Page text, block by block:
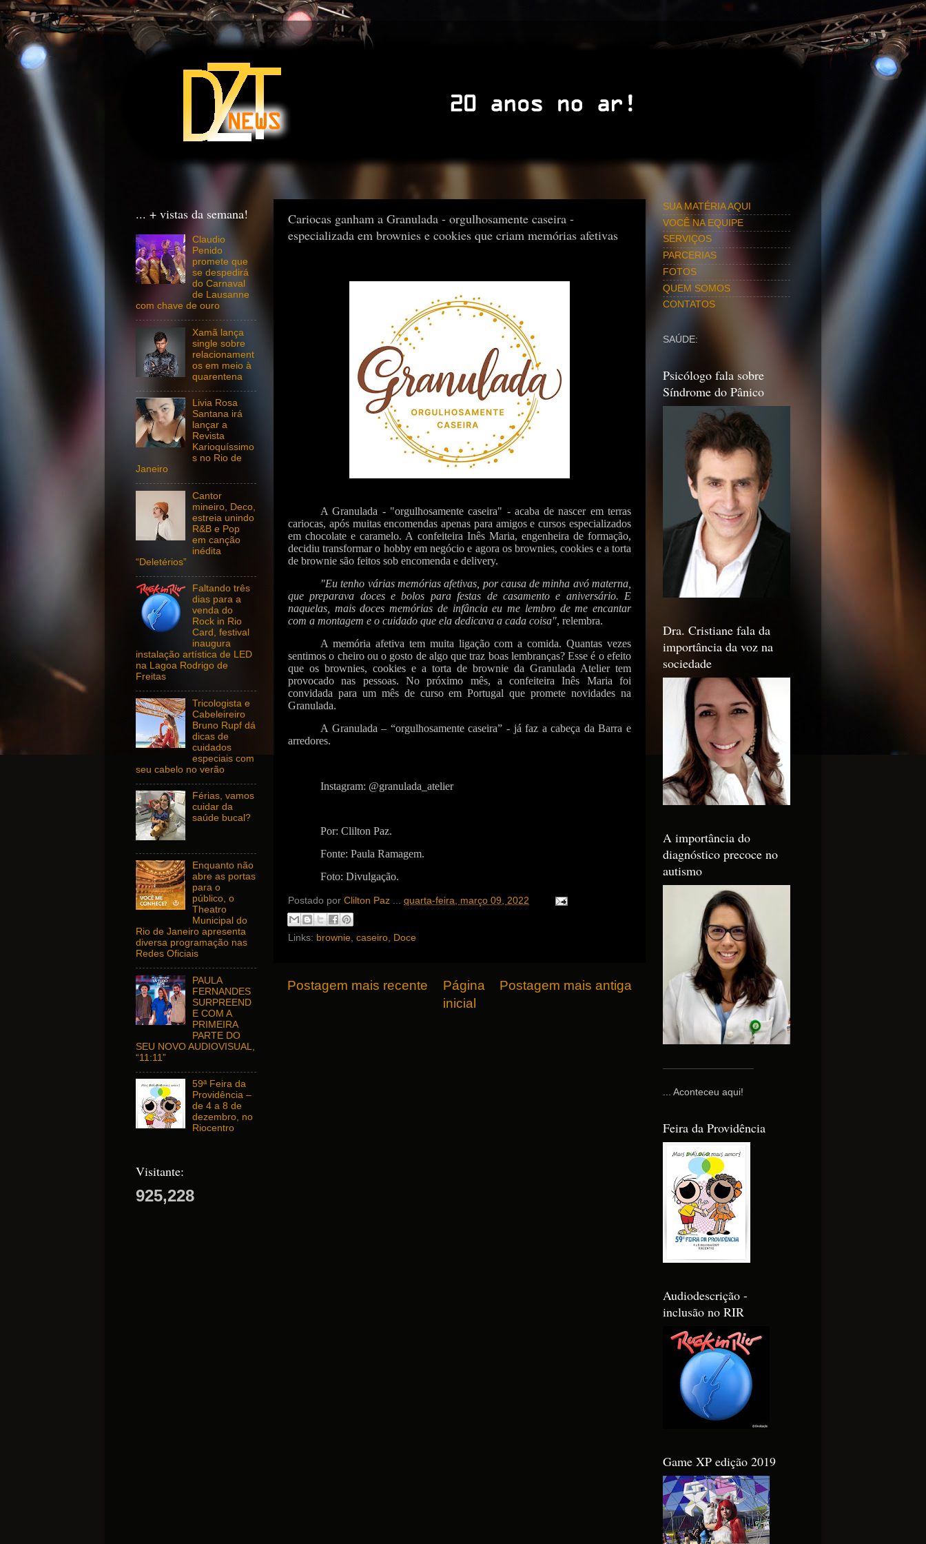
Cariocas ganham a Granulada - orgulhosamente caseira -
especializada em brownies e cookies que criam memórias afetivas
A Granulada - "orgulhosamente caseira" - acaba de nascer em terras
cariocas, após muitas encomendas apenas para amigos e cursos especializados
em chocolate e caramelo. A confeiteira Inês Maria, engenheira de formação,
decidiu transformar o hobby em negócio e agora os brownies, cookies e a torta
de brownie são feitos sob encomenda e delivery.
"Eu tenho várias memórias afetivas, por causa de minha avó materna,
que preparava doces e bolos para festas de casamento e aniversário. E
naquelas, mais doces memórias de infância eu me lembro de me encantar
com a montagem e o cuidado que ela dedicava a cada coisa", relembra.
A memória afetiva tem muita ligação com a comida. Quantas vezes
sentimos o cheiro ou o gosto de algo que traz boas lembranças? Esse é o efeito
que os brownies, cookies e a torta de brownie da Granulada Atelier tem
provocado nas pessoas. No próximo mês, a confeiteira Inês Maria foi
convidada para um mês de curso em Portugal que promete novidades na
Granulada.
A Granulada – “orgulhosamente caseira” - já faz a cabeça da Barra e
arredores.
Instagram: @granulada_atelier
Por: Clilton Paz.
Fonte: Paula Ramagem.
Foto: Divulgação.
Postado por Clilton Paz quarta-feira, março 09, 2022
Links: brownie caseiro Doce
Postagem mais recente Postagem mais antiga
Página
inicial
... + vistas da semana!
Claudio
Penido
promete que
se despedirá
do Carnaval
de Lausanne
com chave de ouro
Xamã lança
single sobre
relacionament
os em meio à
quarentena
Livia Rosa
Santana irá
lançar a
Revista
Karioquíssimo
s no Rio de
Janeiro
Cantor
mineiro, Deco,
estreia unindo
R&B e Pop
em canção
inédita
“Deletérios”
Faltando três
dias para a
venda do
Rock in Rio
Card, festival
inaugura
instalação artística de LED
na Lagoa Rodrigo de
Freitas
Tricologista e
Cabeleireiro
Bruno Rupf dá
dicas de
cuidados
especiais com
seu cabelo no verão
Férias, vamos
cuidar da
saúde bucal?
Enquanto não
abre as portas
para o
público, o
Theatro
Municipal do
Rio de Janeiro apresenta
diversa programação nas
Redes Oficiais
PAULA
FERNANDES
SURPREEND
E COM A
PRIMEIRA
PARTE DO
SEU NOVO AUDIOVISUAL,
“11:11”
59ª Feira da
Providência –
de 4 a 8 de
dezembro, no
Riocentro
Visitante:
925,228
SUA MATÉRIA AQUI
VOCÊ NA EQUIPE
SERVIÇOS
PARCERIAS
FOTOS
QUEM SOMOS
CONTATOS
SAÚDE:
Psicólogo fala sobre
Síndrome do Pânico
Dra. Cristiane fala da
importância da voz na
sociedade
A importância do
diagnóstico precoce no
autismo
... Aconteceu aqui!
Feira da Providência
Audiodescrição -
inclusão no RIR
Game XP edição 2019